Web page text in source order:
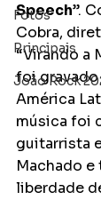
Fotos
Principais
João Rock
Speech”.
Cobra,
“Virando a
foi gravado
América
música foi
guitarrista
Machado e
liberdade